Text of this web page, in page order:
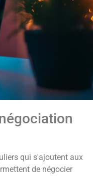
qui s'ajoutent aux
de négocier